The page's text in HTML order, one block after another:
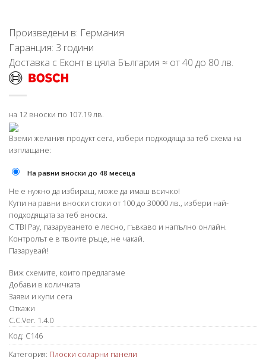
Произведени в: Германия
Гаранция: 3 години
Доставка с Еконт в цяла България ≈ от 40 до 80 лв.
на 12 вноски по 107.19 лв.
Вземи желания продукт сега, избери подходяща за теб схема на
изплащане:
На равни вноски до 48 месеца
Не е нужно да избираш, може да имаш всичко!
Купи на равни вноски стоки от 100 до 30000 лв., избери най-
подходящата за теб вноска.
С TBI Pay, пазаруването е лесно, гъвкаво и напълно онлайн.
Контролът е в твоите ръце, не чакай.
Пазарувай!
Виж схемите, които предлагаме
Добави в количката
Заяви и купи сега
Откажи
C.C.Ver. 1.4.0
Код: C146
Категория: Плоски соларни панели